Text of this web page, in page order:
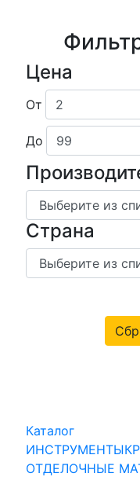
Цена
От
До
Страна
Каталог
ИНСТРУМЕНТЫ
ОТДЕЛОЧНЫЕ